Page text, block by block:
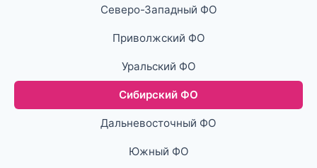
Северо-Западный ФО
Приволжский ФО
Уральский ФО
Сибирский ФО
Дальневосточный ФО
Южный ФО